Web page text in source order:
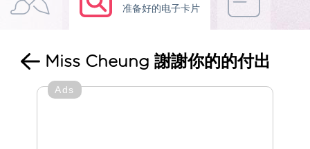
准备好的电子卡片
Miss Cheung 謝謝你的的付出
Ads